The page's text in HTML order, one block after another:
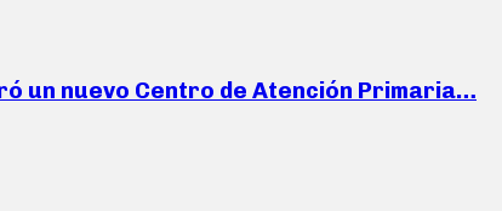
un nuevo Centro de Atención Primaria…